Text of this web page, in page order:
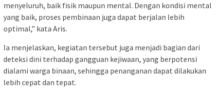
menyeluruh, baik fisik maupun mental. Dengan kondisi mental
yang baik, proses pembinaan juga dapat berjalan lebih
optimal,” kata Aris.
Ia menjelaskan, kegiatan tersebut juga menjadi bagian dari
deteksi dini terhadap gangguan kejiwaan, yang berpotensi
dialami warga binaan, sehingga penanganan dapat dilakukan
lebih cepat dan tepat.